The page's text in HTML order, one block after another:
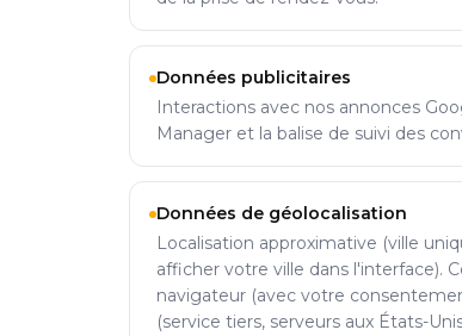
Données publicitaires
Interactions avec nos annonces
Manager et la balise de suivi des
Données de géolocalisation
Localisation approximative (ville
afficher votre ville dans l'interface).
navigateur (avec votre
(service tiers, serveurs aux États-